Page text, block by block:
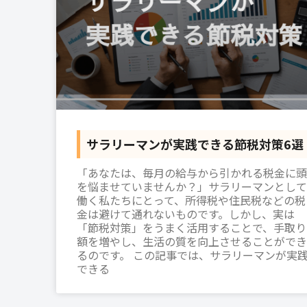
サラリーマンが実践できる節税対策6選
「あなたは、毎月の給与から引かれる税金に頭
を悩ませていませんか？」サラリーマンとして
働く私たちにとって、所得税や住民税などの税
金は避けて通れないものです。しかし、実は
「節税対策」をうまく活用することで、手取り
額を増やし、生活の質を向上させることができ
るのです。 この記事では、サラリーマンが実
できる